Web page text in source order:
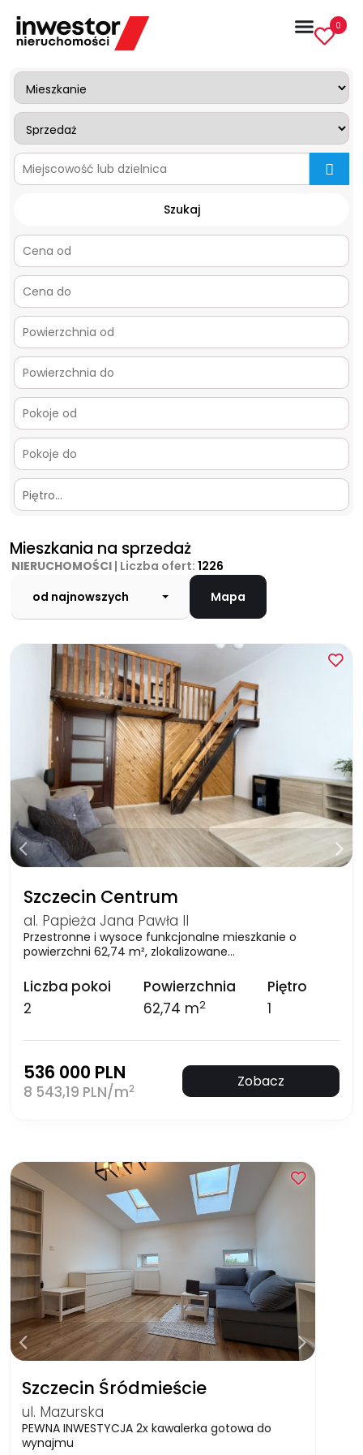
0
Piętro…
Mieszkania na sprzedaż
NIERUCHOMOŚCI | Liczba ofert:1226
od najnowszych
Mapa
Szczecin Centrum
al. Papieża Jana Pawła II
Przestronne i wysoce funkcjonalne mieszkanie o
powierzchni 62,74 m², zlokalizowane…
Liczba pokoi
2
Powierzchnia
62,74 m2
Piętro
1
536 000 PLN
8 543,19 PLN/m2 Zobacz
Szczecin Śródmieście
ul. Mazurska
PEWNA INWESTYCJA 2x kawalerka gotowa do
wynajmu